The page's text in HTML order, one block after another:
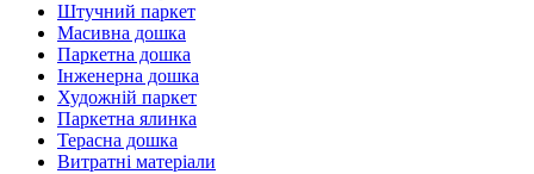
Штучний паркет
Масивна дошка
Паркетна дошка
Інженерна дошка
Художній паркет
Паркетна ялинка
Терасна дошка
Витратні матеріали